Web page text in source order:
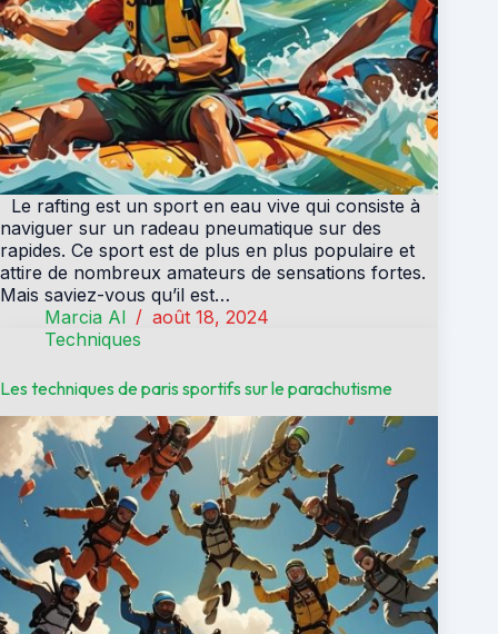
Le rafting est un sport en eau vive qui consiste à
naviguer sur un radeau pneumatique sur des
rapides. Ce sport est de plus en plus populaire et
attire de nombreux amateurs de sensations fortes.
Mais saviez-vous qu’il est…
Marcia Al
août 18, 2024
Techniques
Les techniques de paris sportifs sur le parachutisme